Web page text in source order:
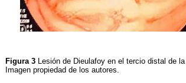
Figura 3 Lesión de Dieulafoy en el tercio distal de
Imagen propiedad de los autores.